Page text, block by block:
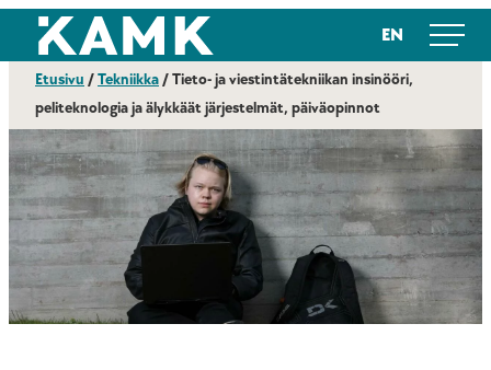
Siirry
suoraan
sisältöön
Kajaanin ammattikorkeakoulu EN
Etusivu /Tekniikka/Tieto- ja viestintätekniikan insinööri,
peliteknologia ja älykkäät järjestelmät, päiväopinnot